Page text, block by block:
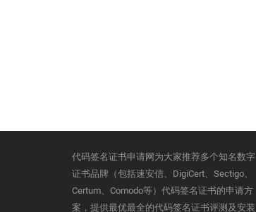
代码签名证书申请网为大家推荐多个知名数字
证书品牌（包括速安信、DigiCert、Sectigo、
Certum、Comodo等）代码签名证书的申请方
案，提供最优最全的代码签名证书评测及安装